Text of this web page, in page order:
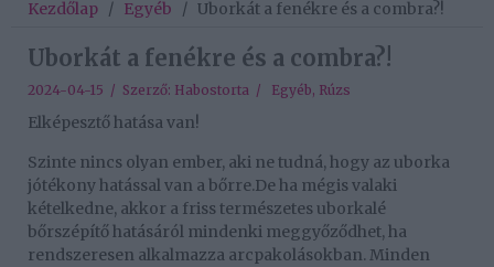
Kezdőlap / Egyéb / Uborkát a fenékre és a combra?!
Uborkát a fenékre és a combra?!
2024-04-15 / Szerző: Habostorta / Egyéb, Rúzs
Elképesztő hatása van!
Szinte nincs olyan ember, aki ne tudná, hogy az uborka
jótékony hatással van a bőrre.De ha mégis valaki
kételkedne, akkor a friss természetes uborkalé
bőrszépítő hatásáról mindenki meggyőződhet, ha
rendszeresen alkalmazza arcpakolásokban. Minden